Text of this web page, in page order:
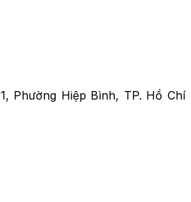
Phường Hiệp Bình, TP. Hồ Chí